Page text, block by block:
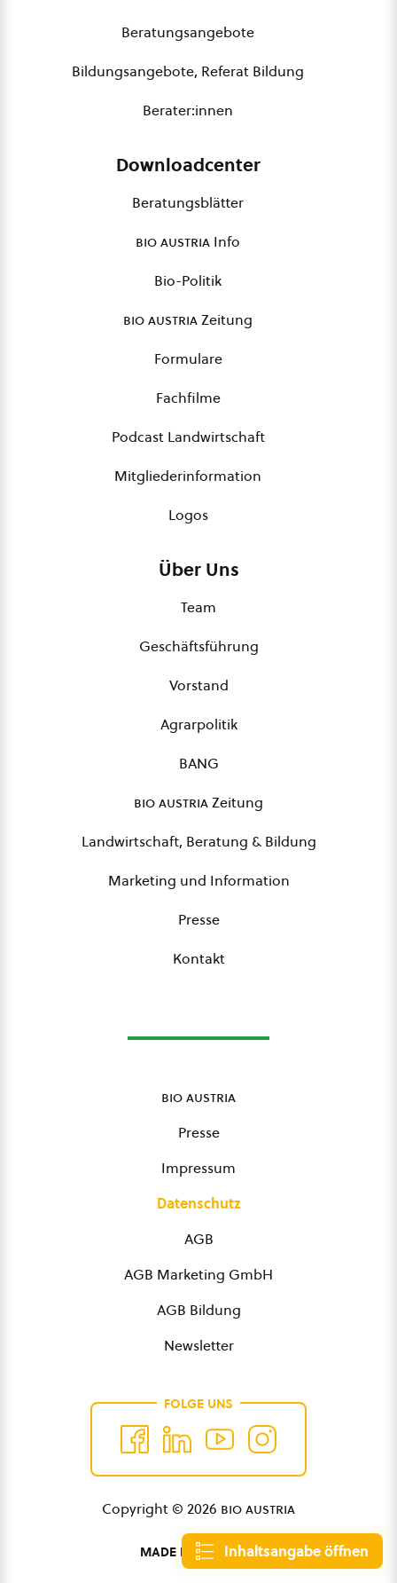
Inhaltsangabe öffnen
Beratungsangebote
Bildungsangebote, Referat Bildung
Berater:innen
Downloadcenter
Beratungsblätter
bio austria Info
Bio-Politik
bio austriaZeitung
Formulare
Fachfilme
Podcast Landwirtschaft
Mitgliederinformation
Logos
Über Uns
Team
Geschäftsführung
Vorstand
Agrarpolitik
BANG
bio austriaZeitung
Landwirtschaft, Beratung & Bildung
Marketing und Information
Presse
Kontakt
bio austria
Presse
Impressum
Datenschutz
AGB
AGB Marketing GmbH
AGB Bildung
Newsletter
FOLGE UNS
Copyright © 2026 bio austria
MADE BY